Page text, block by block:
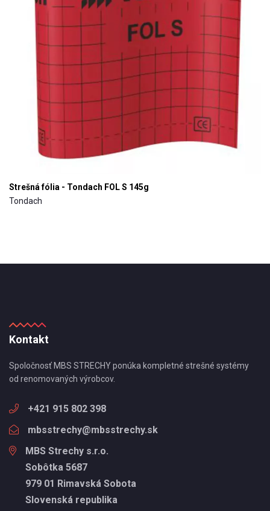
Strešná fólia - Tondach FOL S 145g
Tondach
Kontakt
Spoločnosť MBS STRECHY ponúka kompletné strešné systémy
od renomovaných výrobcov.
+421 915 802 398
mbsstrechy@mbsstrechy.sk
MBS Strechy s.r.o.
Sobôtka 5687
979 01 Rimavská Sobota
Slovenská republika